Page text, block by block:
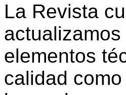
La Revista
elementos
calidad